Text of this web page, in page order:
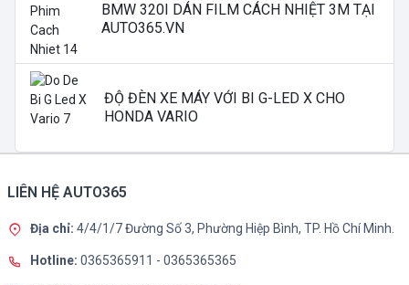
BMW 320I DÁN FILM CÁCH NHIỆT 3M TẠI
AUTO365.VN
ĐỘ ĐÈN XE MÁY VỚI BI G-LED X CHO
HONDA VARIO
LIÊN HỆ AUTO365
Địa chỉ: 4/4/1/7 Đường Số 3, Phường Hiệp Bình, TP. Hồ Chí Minh.
Hotline: 0365365911 - 0365365365